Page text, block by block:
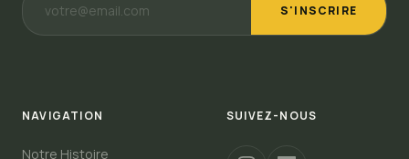
S'INSCRIRE
NAVIGATION
Notre Histoire
SUIVEZ-NOUS